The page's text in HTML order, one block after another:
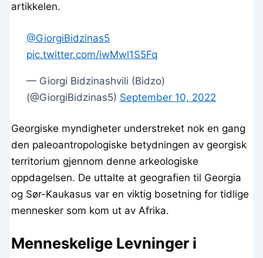
artikkelen.
@GiorgiBidzinas5
pic.twitter.com/iwMwl1S5Fq
— Giorgi Bidzinashvili (Bidzo)
(@GiorgiBidzinas5) September 10, 2022
Georgiske myndigheter understreket nok en gang
den paleoantropologiske betydningen av georgisk
territorium gjennom denne arkeologiske
oppdagelsen. De uttalte at geografien til Georgia
og Sør-Kaukasus var en viktig bosetning for tidlige
mennesker som kom ut av Afrika.
Menneskelige Levninger i